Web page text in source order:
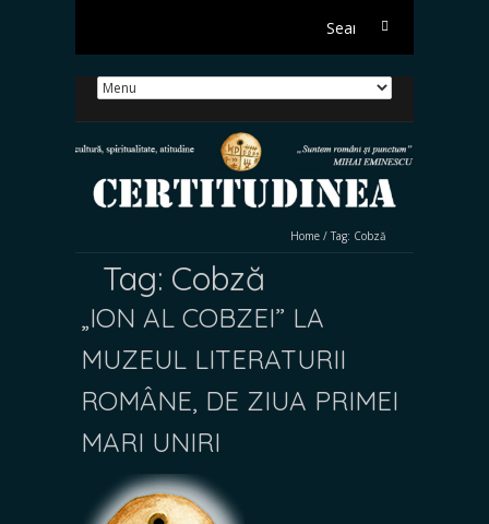
Search
Home / Tag: Cobză
Tag: Cobză
„ION AL COBZEI” LA
MUZEUL LITERATURII
ROMÂNE, DE ZIUA PRIMEI
MARI UNIRI